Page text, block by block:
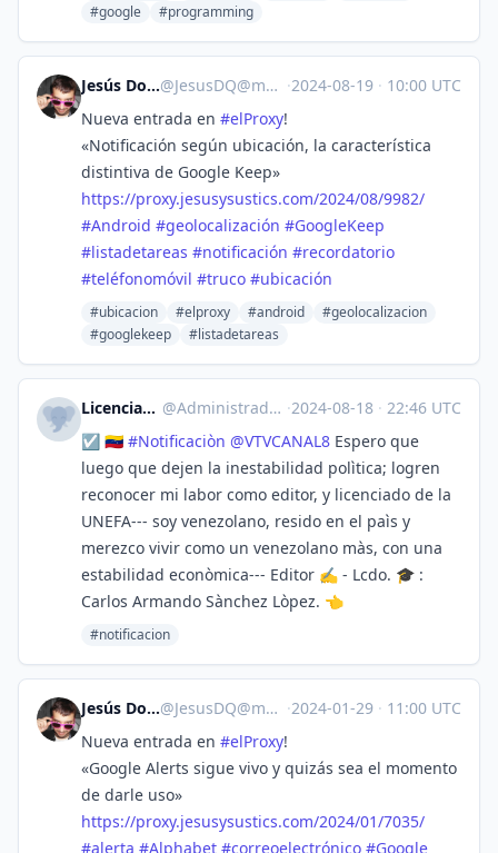
#google
#programming
Jesús Domínguez@JesusDQ@mastodon.social ·2024-08-19 · 10:00 UTC
Nueva entrada en #elProxy!
«Notificación según ubicación, la característica
distintiva de Google Keep»
https://proxy.jesusysustics.com/2024/08/9982/
#Android #geolocalización #GoogleKeep
#listadetareas #notificación #recordatorio
#teléfonomóvil #truco #ubicación
#ubicacion #elproxy #android
#geolocalizacion
#googlekeep
#listadetareas
Licenciado (Graduate) @Administrador@mastodon.social ·2024-08-18 · 22:46 UTC
☑️ 🇻🇪 #Notificaciòn @VTVCANAL8 Espero que
luego que dejen la inestabilidad polìtica; logren
reconocer mi labor como editor, y licenciado de la
UNEFA--- soy venezolano, resido en el paìs y
merezco vivir como un venezolano màs, con una
estabilidad econòmica--- Editor ✍️ - Lcdo. 🎓 :
Carlos Armando Sànchez Lòpez. 👈
#notificacion
Jesús Domínguez@JesusDQ@mastodon.social ·2024-01-29 · 11:00 UTC
Nueva entrada en #elProxy!
«Google Alerts sigue vivo y quizás sea el momento
de darle uso»
https://proxy.jesusysustics.com/2024/01/7035/
#alerta #Alphabet #correoelectrónico #Google